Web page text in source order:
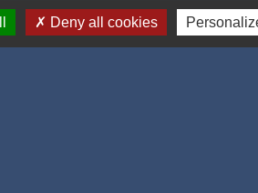
Deny all cookies